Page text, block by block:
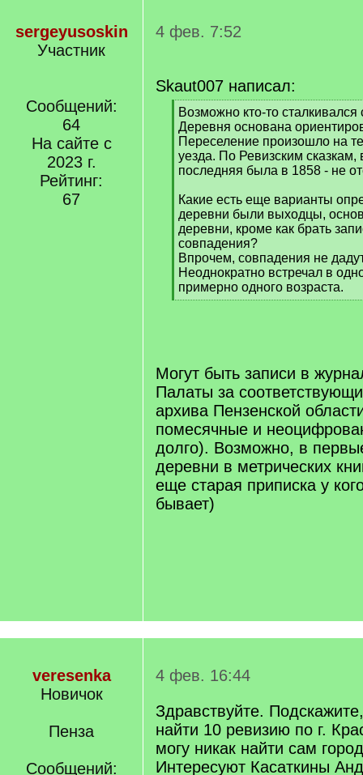
sergeyusoskin
Участник
Сообщений:
64
На сайте с
2023 г.
Рейтинг:
67
4 фев. 7:52
Skaut007 написал:
[
q
]
Возможно кто-то
Деревня основана
Переселение произошло на
уезда. По Ревизским сказкам,
последняя была в 1858 - не
Какие есть еще варианты
деревни были выходцы,
деревни, кроме как брать
совпадения?
Впрочем, совпадения не
Неоднократно встречал в
примерно одного возраста.
[
Могут быть записи в
Палаты за
архива Пензенской
помесячные и
долго). Возможно, в
деревни в метрических
еще старая приписка у
бывает)
veresenka
Новичок
Пенза
Сообщений:
4 фев. 16:44
Здравствуйте.
найти 10 ревизию по г.
могу никак найти сам
Интересуют Касаткины